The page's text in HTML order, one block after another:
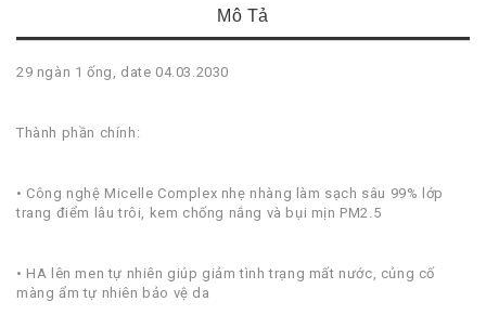
Mô Tả
29 ngàn 1 ống, date 04.03.2030
Thành phần chính:
• Công nghệ Micelle Complex nhẹ nhàng làm sạch sâu 99% lớp
trang điểm lâu trôi, kem chống nắng và bụi mịn PM2.5
• HA lên men tự nhiên giúp giảm tình trạng mất nước, củng cố
màng ẩm tự nhiên bảo vệ da